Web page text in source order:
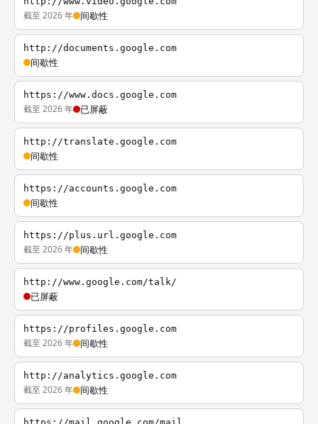
截至 2026 年 间歇性
http://documents.google.com
间歇性
https://www.docs.google.com
截至 2026 年 已屏蔽
http://translate.google.com
间歇性
https://accounts.google.com
间歇性
https://plus.url.google.com
截至 2026 年 间歇性
http://www.google.com/talk/
已屏蔽
https://profiles.google.com
截至 2026 年 间歇性
http://analytics.google.com
截至 2026 年 间歇性